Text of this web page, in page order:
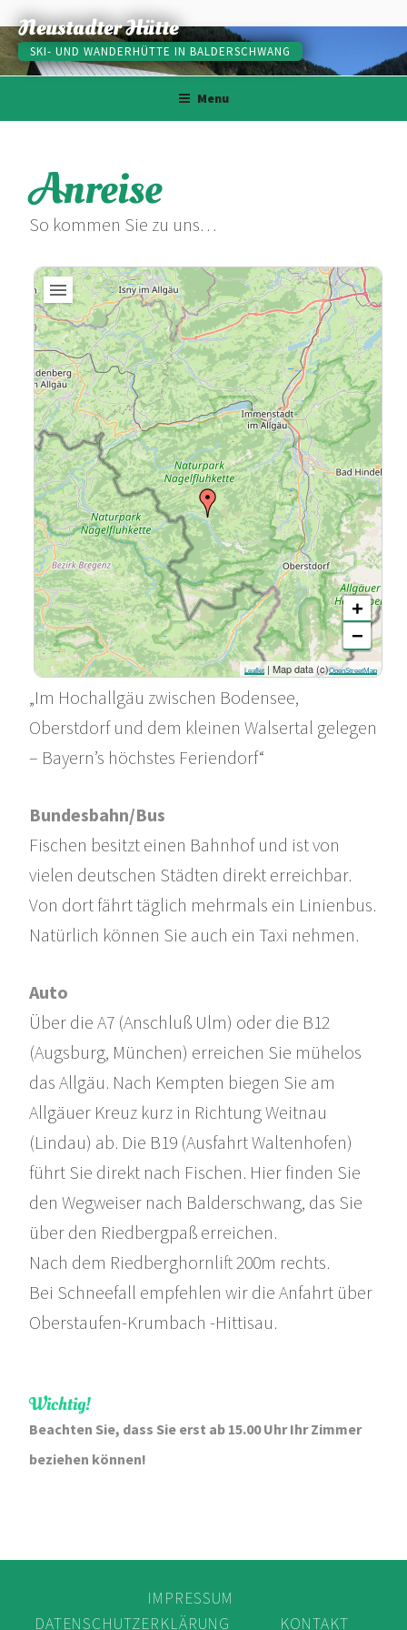
Skip
to
content
Neustadter Hütte
SKI- UND WANDERHÜTTE IN BALDERSCHWANG
Menu
Anreise
So kommen Sie zu uns…
+
−
Leaflet | Map data (c)OpenStreetMap
„Im Hochallgäu zwischen Bodensee,
Oberstdorf und dem kleinen Walsertal gelegen
– Bayern’s höchstes Feriendorf“
Bundesbahn/Bus
Fischen besitzt einen Bahnhof und ist von
vielen deutschen Städten direkt erreichbar.
Von dort fährt täglich mehrmals ein Linienbus.
Natürlich können Sie auch ein Taxi nehmen.
Auto
Über die A7 (Anschluß Ulm) oder die B12
(Augsburg, München) erreichen Sie mühelos
das Allgäu. Nach Kempten biegen Sie am
Allgäuer Kreuz kurz in Richtung Weitnau
(Lindau) ab. Die B19 (Ausfahrt Waltenhofen)
führt Sie direkt nach Fischen. Hier finden Sie
den Wegweiser nach Balderschwang, das Sie
über den Riedbergpaß erreichen.
Nach dem Riedberghornlift 200m rechts.
Bei Schneefall empfehlen wir die Anfahrt über
Oberstaufen-Krumbach -Hittisau.
Wichtig!
Beachten Sie, dass Sie erst ab 15.00 Uhr Ihr Zimmer
beziehen können!
IMPRESSUM
DATENSCHUTZERKLÄRUNG
KONTAKT